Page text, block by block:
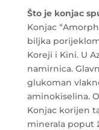
Što je konjac
Konjac
biljka porijeklom
Koreji i Kini. U
namirnica.
glukoman
aminokiselina.
Konjac korijen
minerala poput